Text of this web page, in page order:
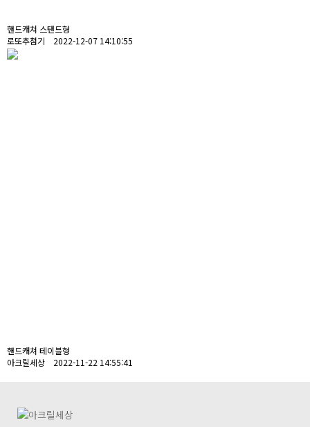
핸드캐쳐 스탠드형
로또추첨기 2022-12-07 14:10:55
핸드캐쳐 테이블형
아크릴세상 2022-11-22 14:55:41